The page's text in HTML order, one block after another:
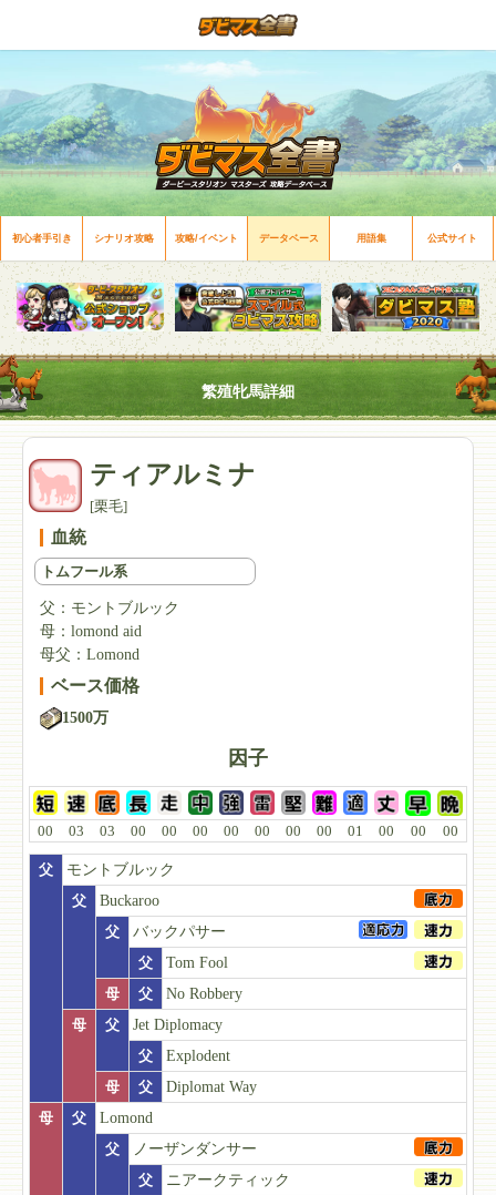
初心者手引き シナリオ攻略 攻略/イベント データベース 用語集 公式サイト
繁殖牝馬詳細
ティアルミナ
[栗毛]
血統
トムフール系
父： モントブルック
母： lomond aid
母父： Lomond
ベース価格
1500万
因子
00 03 03 00 00 00 00 00 00 00 01 00 00 00
父
モントブルック
父
Buckaroo
父
バックパサー
父
Tom Fool
母
父
No Robbery
母
父
Jet Diplomacy
父
Explodent
母
父
Diplomat Way
母
父
Lomond
父
ノーザンダンサー
父
ニアークティック